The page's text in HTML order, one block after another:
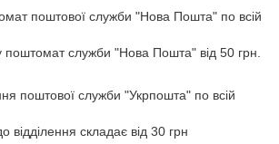
поштової служби "Нова Пошта" по всій
поштомат служби "Нова Пошта" від 50 грн.
поштової служби "Укрпошта" по всій
відділення складає від 30 грн